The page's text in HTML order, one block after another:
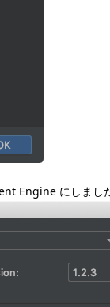
Engine にしまし